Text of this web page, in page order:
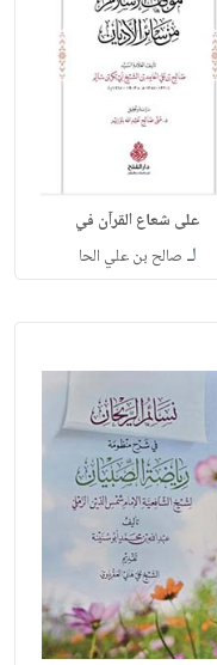
على شعاع القرآن في
لـ صالح بن علي الحا